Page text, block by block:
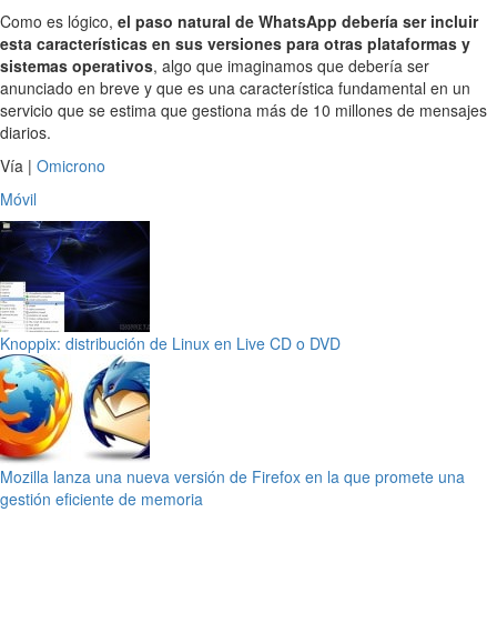
Como es lógico, el paso natural de WhatsApp debería ser incluir
esta características en sus versiones para otras plataformas y
sistemas operativos, algo que imaginamos que debería ser
anunciado en breve y que es una característica fundamental en un
servicio que se estima que gestiona más de 10 millones de mensajes
diarios.
Vía | Omicrono
Móvil
Knoppix: distribución de Linux en Live CD o DVD
Mozilla lanza una nueva versión de Firefox en la que promete una
gestión eficiente de memoria